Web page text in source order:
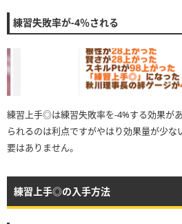
練習失敗率が-4％される
練習上手◎は練習失敗率を-4%する効果が
られるのは利点ですがやはり効果量が少
要はありません。
練習上手◎の入手方法